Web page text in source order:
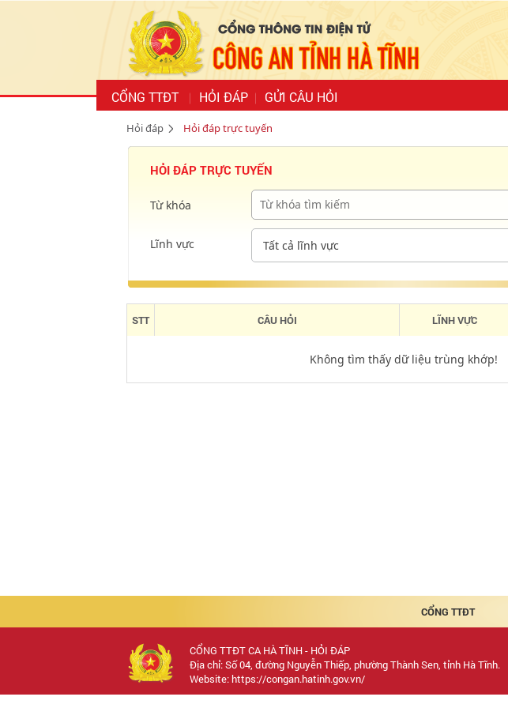
CỔNG TTĐT HỎI ĐÁP GỬI CÂU HỎI
Hỏi đáp Hỏi đáp trực tuyến
HỎI ĐÁP TRỰC TUYẾN
Từ khóa
Lĩnh vực
STT CÂU HỎI LĨNH VỰC
Không tìm thấy dữ liệu trùng khớp!
CỔNG TTĐT
CỔNG TTĐT CA HÀ TĨNH - HỎI ĐÁP
Địa chỉ: Số 04, đường Nguyễn Thiếp, phường Thành Sen, tỉnh Hà Tĩnh.
Website: https://congan.hatinh.gov.vn/